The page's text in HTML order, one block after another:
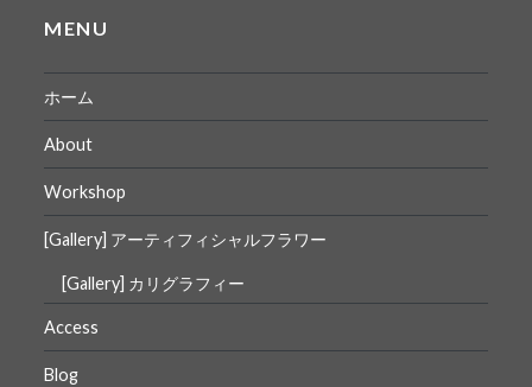
ゲ
ー
シ
ョ
ン
MENU
ホーム
About
Workshop
[Gallery] アーティフィシャルフラワー
[Gallery] カリグラフィー
Access
Blog